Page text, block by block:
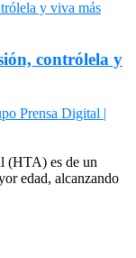
contrólela y
Prensa Digital |
(HTA) es de un
edad, alcanzando